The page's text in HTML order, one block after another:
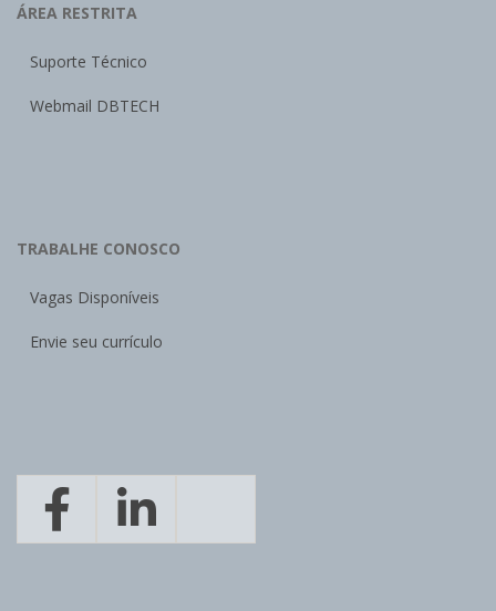
ÁREA RESTRITA
Suporte Técnico
Webmail DBTECH
TRABALHE CONOSCO
Vagas Disponíveis
Envie seu currículo